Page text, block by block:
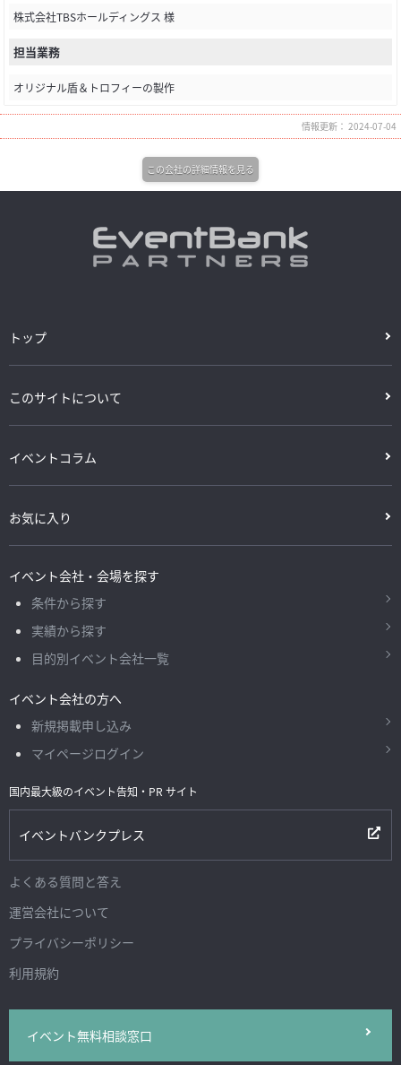
株式会社TBSホールディングス 様
担当業務
オリジナル盾＆トロフィーの製作
情報更新： 2024-07-04
この会社の詳細情報を見る
トップ
このサイトについて
イベントコラム
お気に入り
イベント会社・会場を探す
条件から探す
実績から探す
目的別イベント会社一覧
イベント会社の方へ
新規掲載申し込み
マイページログイン
国内最大級のイベント告知・PR サイト
イベントバンクプレス
よくある質問と答え
運営会社について
プライバシーポリシー
利用規約
イベント無料相談窓口